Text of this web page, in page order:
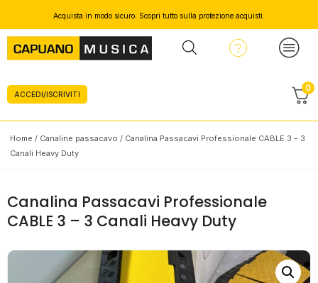
Acquista in modo sicuro. Scopri tutto sulla protezione acquisti.
ACCEDI/ISCRIVITI
0
Home / Canaline passacavo / Canalina Passacavi Professionale CABLE 3 – 3
Canali Heavy Duty
Canalina Passacavi Professionale
CABLE 3 – 3 Canali Heavy Duty